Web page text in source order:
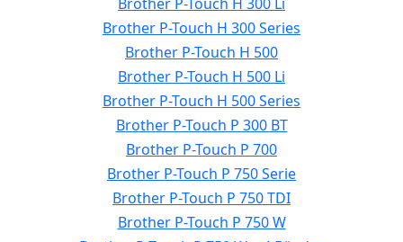
Brother P-Touch H 300 Series
Brother P-Touch H 500
Brother P-Touch H 500 Li
Brother P-Touch H 500 Series
Brother P-Touch P 300 BT
Brother P-Touch P 700
Brother P-Touch P 750 Serie
Brother P-Touch P 750 TDI
Brother P-Touch P 750 W